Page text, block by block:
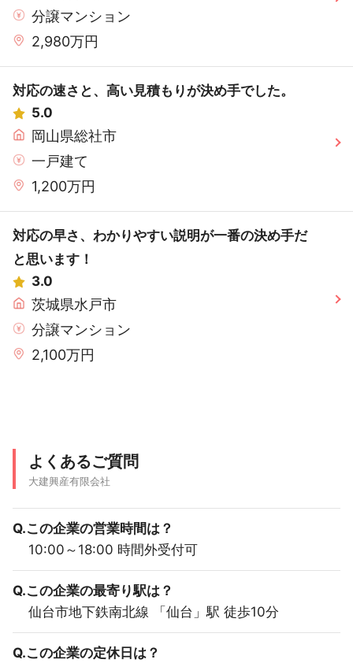
分譲マンション
2,980万円
対応の速さと、高い見積もりが決め手でした。
5.0
岡山県総社市
一戸建て
1,200万円
対応の早さ、わかりやすい説明が一番の決め手だ
と思います！
3.0
茨城県水戸市
分譲マンション
2,100万円
よくあるご質問
大建興産有限会社
Q.この企業の営業時間は？
10:00～18:00 時間外受付可
Q.この企業の最寄り駅は？
仙台市地下鉄南北線 「仙台」駅 徒歩10分
Q.この企業の定休日は？